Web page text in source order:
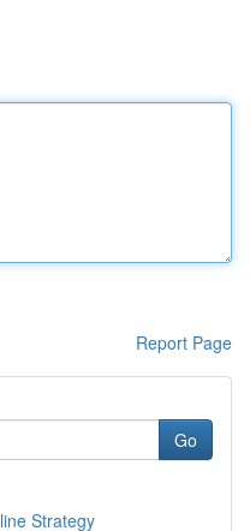
Report Page
Go
Strategy